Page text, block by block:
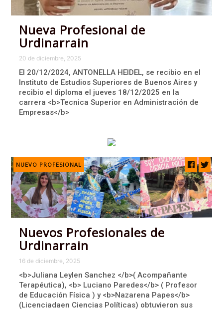
Nueva Profesional de
Urdinarrain
20 de diciembre, 2025
El 20/12/2024, ANTONELLA HEIDEL, se recibio en el
Instituto de Estudios Superiores de Buenos Aires y
recibio el diploma el jueves 18/12/2025 en la
carrera <b>Tecnica Superior en Administración de
Empresas</b>
NUEVO PROFESIONAL
Nuevos Profesionales de
Urdinarrain
16 de diciembre, 2025
<b>Juliana Leylen Sanchez </b>( Acompañante
Terapéutica), <b> Luciano Paredes</b> ( Profesor
de Educación Física ) y <b>Nazarena Papes</b>
(Licenciadaen Ciencias Políticas) obtuvieron sus